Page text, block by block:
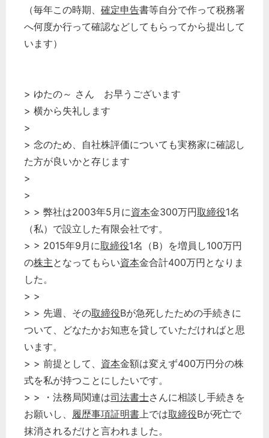
（毎年この時期、 確定申告書等自分で作って税務署
へ何度か行って確認などしてもらってから提出して
います）
> ゆたの～ さん お早うございます
> 横から失礼します
>
> 念のため、自社株評価についても実務家に確認し
た方が良いかと存じます
>
>
> > 弊社は2003年5月に資本金300万円取締役1名
（私）で設立した有限会社です。
> > 2015年9月に取締役1名（B）を増員し100万円
の株主となってもらい資本金合計400万円となりま
した。
> >
> > 先週、その取締役Bが急死したための手続きに
ついて、どなたかお知恵を貸していただければと思
います。
> > 前提として、 資本金額は変えず400万円分の株
式を私が持つことにしたいです。
> > ・法務局関連は司法書士さんに相談し手続きを
お願いし、 履歴事項証明書上では取締役Bが死亡で
抹消されるだけと言われました。